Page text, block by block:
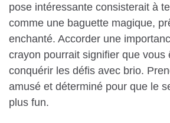
pose intéressante consisterait à
comme une baguette magique,
enchanté. Accorder une
crayon pourrait signifier que vous
conquérir les défis avec brio.
amusé et déterminé pour que le
plus fun.